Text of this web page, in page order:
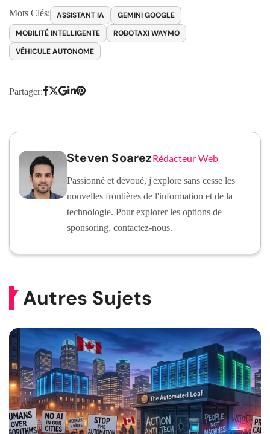
Mots Clés: ASSISTANT IA
GEMINI GOOGLE
MOBILITÉ INTELLIGENTE
ROBOTAXI WAYMO
VÉHICULE AUTONOME
Partager:
Steven SoarezRédacteur Web
Passionné et dévoué, j'explore sans cesse les
nouvelles frontières de l'information et de la
technologie. Pour explorer les options de
sponsoring, contactez-nous.
Autres Sujets